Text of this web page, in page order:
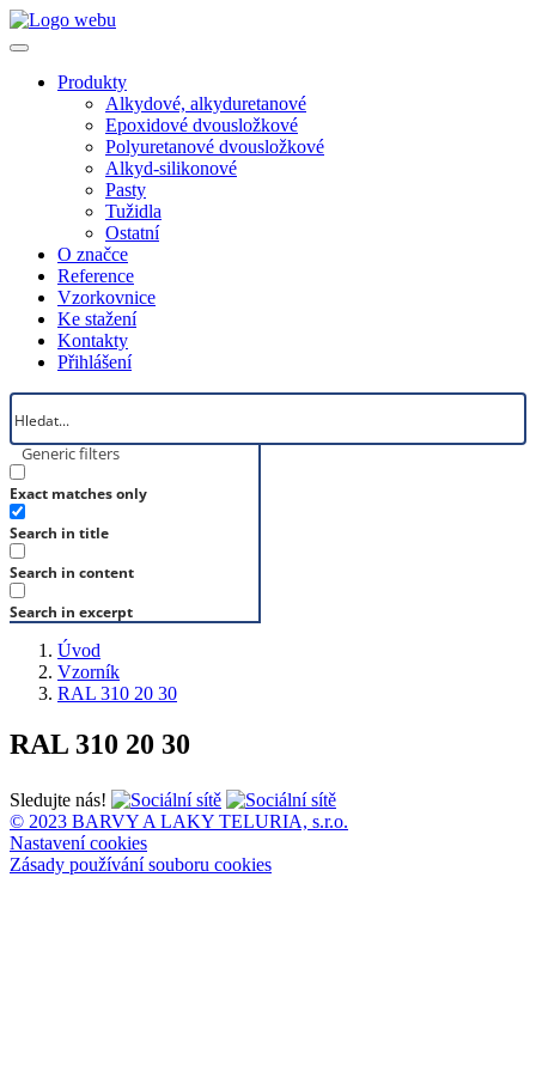
Produkty
Alkydové, alkyduretanové
Epoxidové dvousložkové
Polyuretanové dvousložkové
Alkyd-silikonové
Pasty
Tužidla
Ostatní
O značce
Reference
Vzorkovnice
Ke stažení
Kontakty
Přihlášení
Generic filters
Exact matches only
Search in title
Search in content
Search in excerpt
Úvod
Vzorník
RAL 310 20 30
RAL 310 20 30
Sledujte nás!
© 2023 BARVY A LAKY TELURIA, s.r.o.
Nastavení cookies
Zásady používání souboru cookies